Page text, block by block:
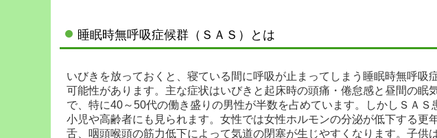
睡眠時無呼吸症候群（ＳＡＳ）とは
いびきを放っておくと、寝ている間に呼吸が止まってしまう睡眠時無呼吸
可能性があります。主な症状はいびきと起床時の頭痛・倦怠感と昼間の眠
で、特に40～50代の働き盛りの男性が半数を占めています。しかしＳＡ
小児や高齢者にも見られます。女性では女性ホルモンの分泌が低下する更
舌、咽頭喉頭の筋力低下によって気道の閉塞が生じやすくなります。子供